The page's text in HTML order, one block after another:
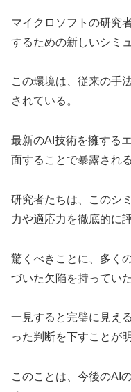
マイクロソフトの研究
するための新しいシミ
この環境は、従来の手
されている。
最新のAI技術を擁する
面することで暴露され
研究者たちは、このシ
力や適応力を徹底的に
驚くべきことに、多く
づいた欠陥を持っていた
一見すると完璧に見え
った判断を下すことが
このことは、今後のAI